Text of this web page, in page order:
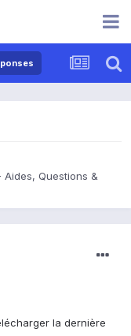
Aides, Questions &
la dernière